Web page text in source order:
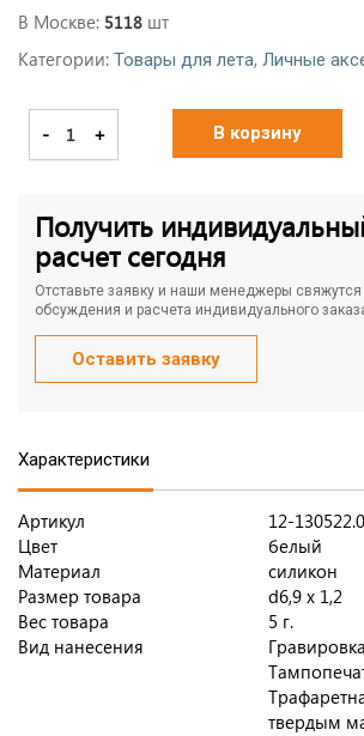
В Москве: 5118 шт
Категории: Товары для лета, Личные
- + В корзину
Получить
расчет сегодня
Отставьте заявку и наши менеджеры
обсуждения и расчета индивидуального
Оставить заявку
Характеристики
Артикул
12-
Цвет
белый
Материал
силикон
Размер товара
d6,9 х 1,2
Вес товара
5 г.
Вид нанесения
твердым